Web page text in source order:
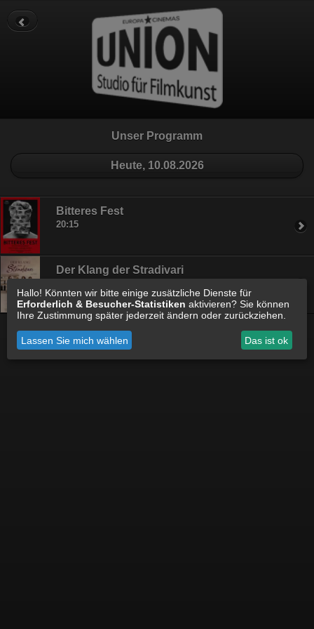
Unser Programm
Heute, 10.08.2026
Bitteres Fest
20:15
Der Klang der Stradivari
Datenschutz Impressum Cookie Einstellungen
Datenschutz Impressum Cookie Einstellungen
Hallo! Könnten wir bitte einige zusätzliche Dienste für
Erforderlich & Besucher-Statistiken aktivieren? Sie können
Ihre Zustimmung später jederzeit ändern oder zurückziehen.
Lassen Sie mich wählen Das ist ok